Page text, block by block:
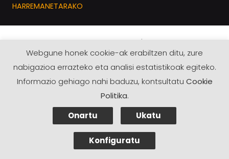
HARREMANETARAKO
2021 · NOR ikerketa taldea / CC-BY-SA
Webgune honek cookie-ak erabiltzen ditu, zure
nabigazioa errazteko eta analisi estatistikoak egiteko.
Informazio gehiago nahi baduzu, kontsultatu Cookie
Politika.
Onartu
Ukatu
Konfiguratu